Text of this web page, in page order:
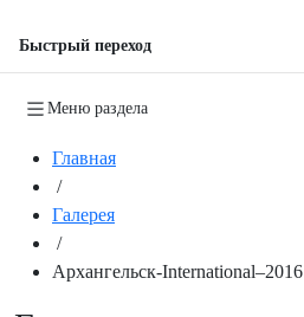
Быстрый переход
Меню раздела
Главная
/
Галерея
/
Архангельск-International–2016